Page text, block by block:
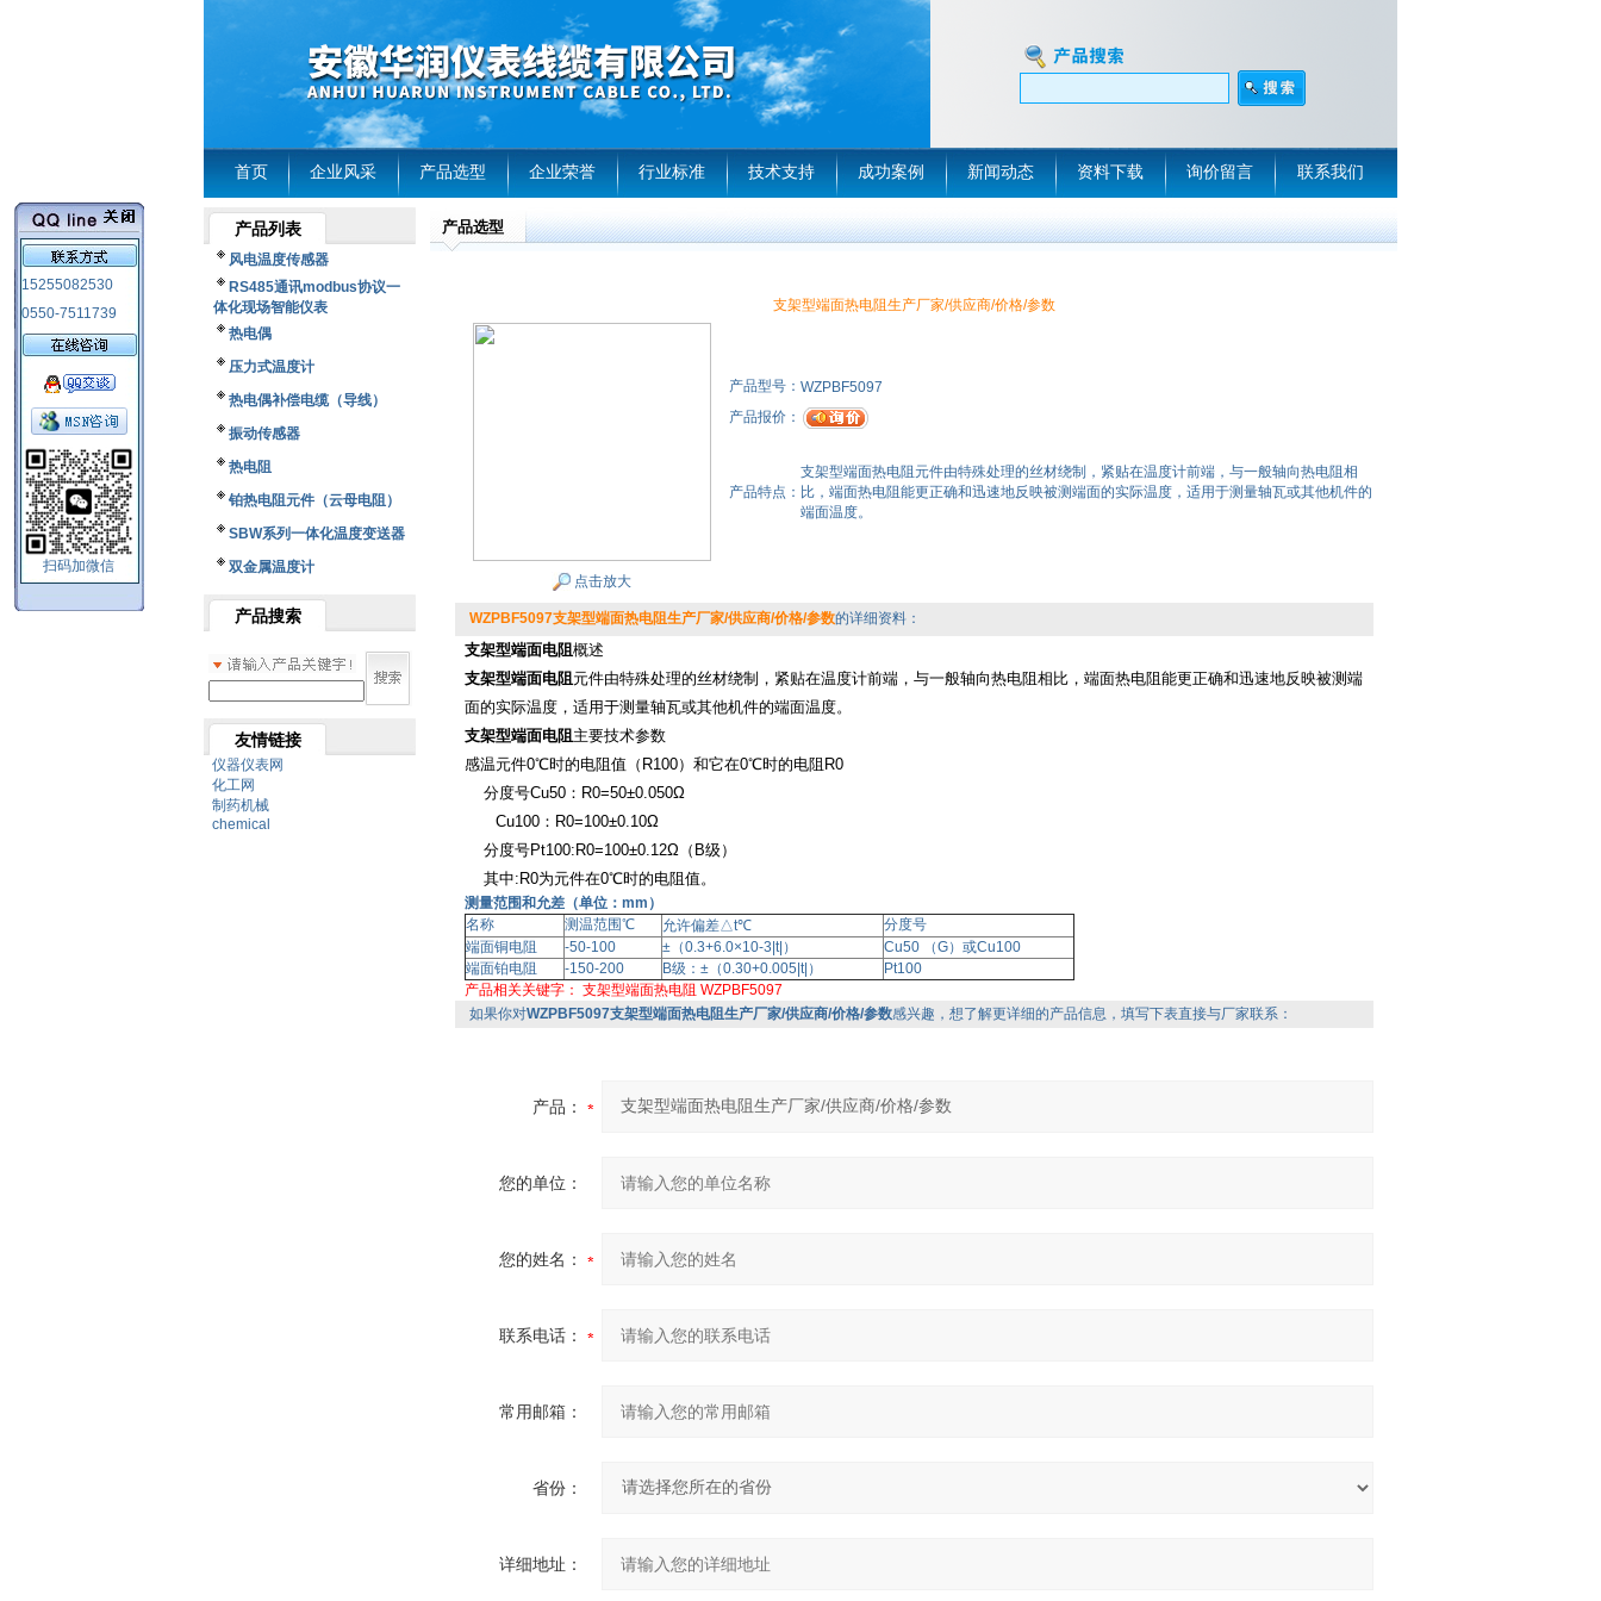
首页 企业风采 产品选型 企业荣誉 行业标准 技术支持 成功案例 新闻动态 资料下载 询价留言 联系我们
15255082530
0550-7511739
扫码加微信
产品列表
风电温度传感器
RS485通讯modbus协议一
体化现场智能仪表
热电偶
压力式温度计
热电偶补偿电缆（导线）
振动传感器
热电阻
铂热电阻元件（云母电阻）
SBW系列一体化温度变送器
双金属温度计
产品搜索
友情链接
仪器仪表网
化工网
制药机械
chemical
产品选型
支架型端面热电阻生产厂家/供应商/价格/参数
点击放大
产品型号： WZPBF5097
产品报价：
产品特点：
支架型端面热电阻元件由特殊处理的丝材绕制，紧贴在温度计前端，与一般轴向热电阻相
比，端面热电阻能更正确和迅速地反映被测端面的实际温度，适用于测量轴瓦或其他机件的
端面温度。
WZPBF5097支架型端面热电阻生产厂家/供应商/价格/参数的详细资料：
支架型端面电阻概述
支架型端面电阻元件由特殊处理的丝材绕制，紧贴在温度计前端，与一般轴向热电阻相比，端面热电阻能更正确和迅速地反映被测端
面的实际温度，适用于测量轴瓦或其他机件的端面温度。
支架型端面电阻主要技术参数
感温元件0℃时的电阻值（R100）和它在0℃时的电阻R0
分度号Cu50：R0=50±0.050Ω
Cu100：R0=100±0.10Ω
分度号Pt100:R0=100±0.12Ω（B级）
其中:R0为元件在0℃时的电阻值。
测量范围和允差（单位：mm）
名称
测温范围℃ 允许偏差△t℃
分度号
端面铜电阻
-50-100 ±（0.3+6.0×10-3|t|）
Cu50 （G）或Cu100
端面铂电阻
-150-200 B级：±（0.30+0.005|t|）
Pt100
产品相关关键字： 支架型端面热电阻 WZPBF5097
如果你对WZPBF5097支架型端面热电阻生产厂家/供应商/价格/参数感兴趣，想了解更详细的产品信息，填写下表直接与厂家联系：
产品：
您的单位：
您的姓名：
联系电话：
常用邮箱：
省份：
详细地址：